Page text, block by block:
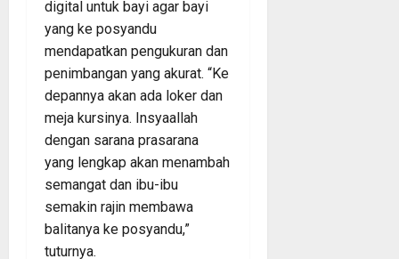
digital untuk bayi agar bayi
yang ke posyandu
mendapatkan pengukuran dan
penimbangan yang akurat. “Ke
depannya akan ada loker dan
meja kursinya. Insyaallah
dengan sarana prasarana
yang lengkap akan menambah
semangat dan ibu-ibu
semakin rajin membawa
balitanya ke posyandu,”
tuturnya.